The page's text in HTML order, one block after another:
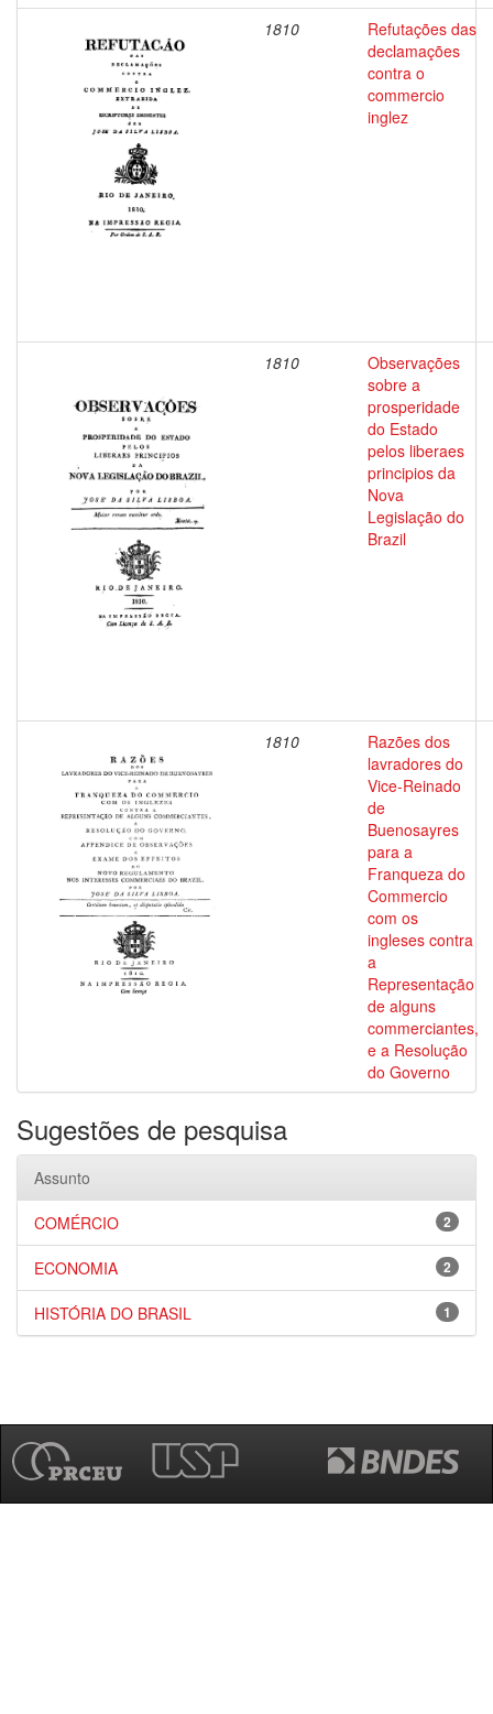
1810
Refutações das
declamações
contra o
commercio
inglez
1810
Observações
sobre a
prosperidade
do Estado
pelos liberaes
principios da
Nova
Legislação do
Brazil
1810
Razões dos
lavradores do
Vice-Reinado
de
Buenosayres
para a
Franqueza do
Commercio
com os
ingleses contra
a
Representação
de alguns
commerciantes,
e a Resolução
do Governo
Sugestões de pesquisa
Assunto
2
COMÉRCIO
2
ECONOMIA
1
HISTÓRIA DO BRASIL